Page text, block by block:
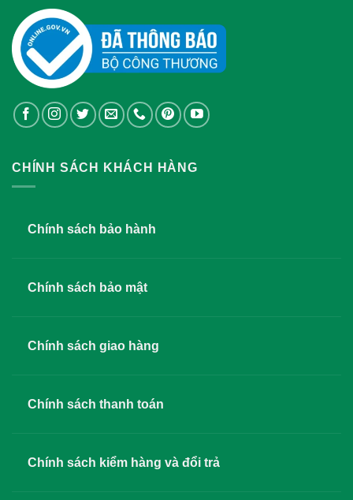
CHÍNH SÁCH KHÁCH HÀNG
Chính sách bảo hành
Chính sách bảo mật
Chính sách giao hàng
Chính sách thanh toán
Chính sách kiểm hàng và đổi trả